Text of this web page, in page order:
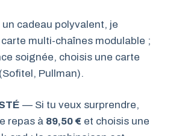
cadeau polyvalent, je
multi-chaînes modulable ;
soignée, choisis une carte
Pullman).
— Si tu veux surprendre,
repas à 89,50 € et choisis une